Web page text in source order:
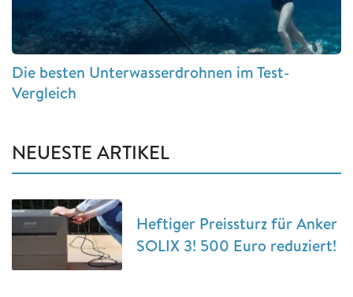
Die besten Unterwasserdrohnen im Test-
Vergleich
NEUESTE ARTIKEL
Heftiger Preissturz für Anker
SOLIX 3! 500 Euro reduziert!